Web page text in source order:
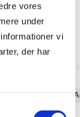
vores
under
vi
der har